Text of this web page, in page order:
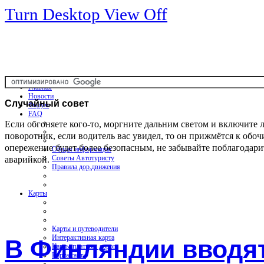
Turn Desktop View Off
Главная
Новости
Форум
FAQ
Общая информация
Советы Автотуристу
Правила дор.движения
Карты
Карты и путеводители
Интерактивная карта
Карты платных дорог
Карта сайта
Случайный совет
Если обгоняете кого-то, моргните дальним светом и включите
поворотник, если водитель вас увидел, то он прижмётся к
опережение будет более безопасным, не забывайте
аварийкой.
В Финляндии